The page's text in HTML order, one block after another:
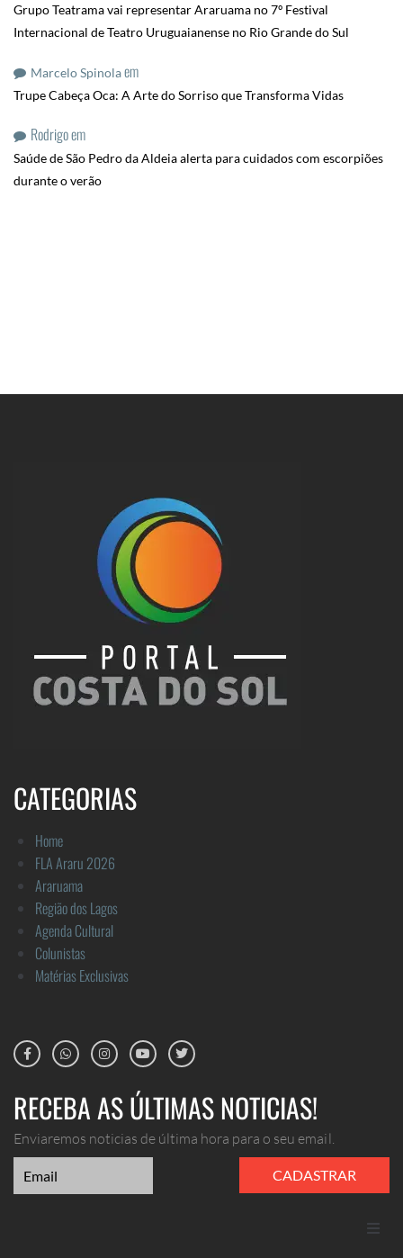
Grupo Teatrama vai representar Araruama no 7º Festival
Internacional de Teatro Uruguaianense no Rio Grande do Sul
Marcelo Spinolaem
Trupe Cabeça Oca: A Arte do Sorriso que Transforma Vidas
Rodrigoem
Saúde de São Pedro da Aldeia alerta para cuidados com escorpiões
durante o verão
CATEGORIAS
Home
FLA Araru 2026
Araruama
Região dos Lagos
Agenda Cultural
Colunistas
Matérias Exclusivas
RECEBA AS ÚLTIMAS NOTICIAS!
Enviaremos noticias de última hora para o seu email.
CADASTRAR